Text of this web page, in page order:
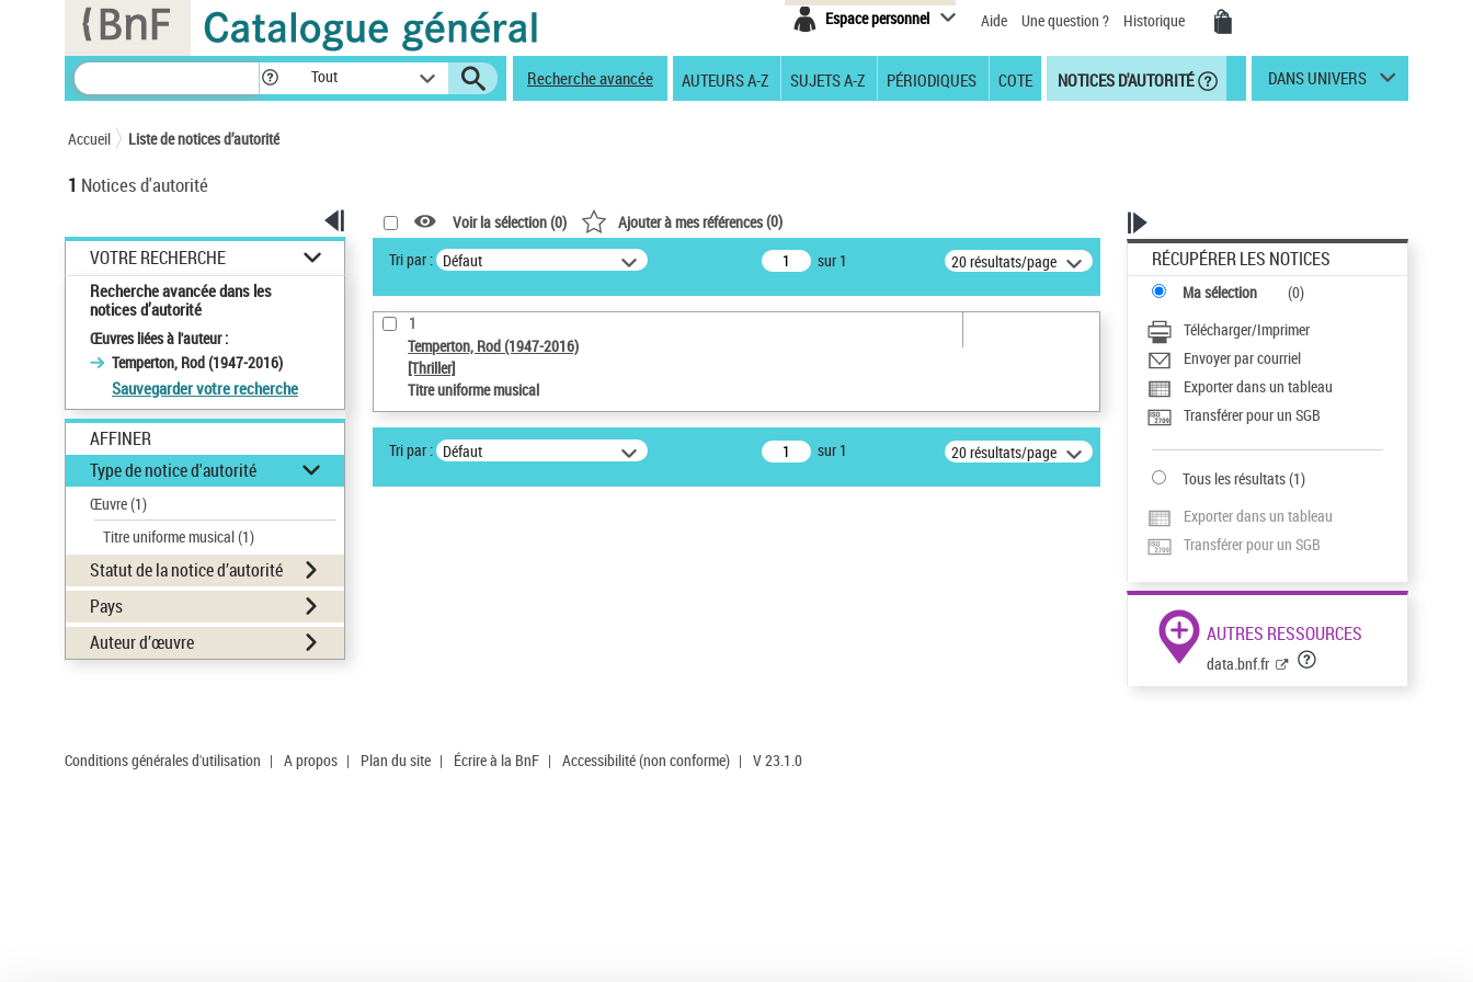
Espace personnel Aide Une question ? Historique
Tout Recherche avancée AUTEURS A-Z SUJETS A-Z PÉRIODIQUES COTE NOTICES D'AUTORITÉ DANS UNIVERS
Accueil Liste de notices d’autorité
1 Notices d'autorité
VOTRE RECHERCHE
Recherche avancée dans les
notices d’autorité
Œuvres liées à l'auteur :
Temperton, Rod (1947-2016)
Sauvegarder votre recherche
AFFINER
Type de notice d'autorité
Œuvre(1)
Titre uniforme musical(1)
Statut de la notice d’autorité
Pays
Auteur d’œuvre
Voir la sélection (0) Ajouter à mes références(0)
Tri par : Défaut sur 1 20 résultats/page
1
Temperton, Rod (1947-2016)
[Thriller]
Titre uniforme musical
Tri par : Défaut sur 1 20 résultats/page
RÉCUPÉRER LES NOTICES
Ma sélection (0)
Télécharger/Imprimer
Envoyer par courriel
Exporter dans un tableau
Transférer pour un SGB
Tous les résultats(1)
Exporter dans un tableau
Transférer pour un SGB
AUTRES RESSOURCES
data.bnf.fr
Conditions générales d'utilisation | A propos | Plan du site | Écrire à la BnF | Accessibilité (non conforme) | V 23.1.0
Panneau de gestion des cookies